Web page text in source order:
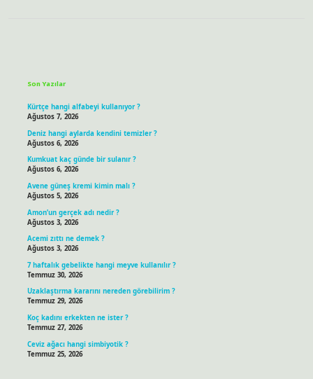
Son Yazılar
Kürtçe hangi alfabeyi kullanıyor ?
Ağustos 7, 2026
Deniz hangi aylarda kendini temizler ?
Ağustos 6, 2026
Kumkuat kaç günde bir sulanır ?
Ağustos 6, 2026
Avene güneş kremi kimin malı ?
Ağustos 5, 2026
Amon’un gerçek adı nedir ?
Ağustos 3, 2026
Acemi zıttı ne demek ?
Ağustos 3, 2026
7 haftalık gebelikte hangi meyve kullanılır ?
Temmuz 30, 2026
Uzaklaştırma kararını nereden görebilirim ?
Temmuz 29, 2026
Koç kadını erkekten ne ister ?
Temmuz 27, 2026
Ceviz ağacı hangi simbiyotik ?
Temmuz 25, 2026